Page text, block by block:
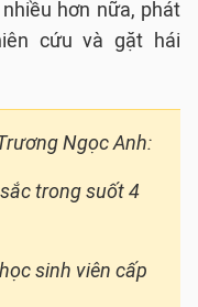
hơn nữa, phát
cứu và gặt hái
Ngọc Anh:
trong suốt 4
sinh viên cấp